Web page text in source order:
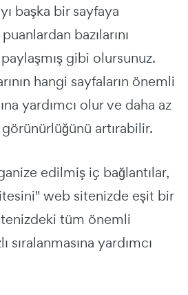
başka bir sayfaya
bazılarını
gibi olursunuz.
hangi sayfaların önemli
yardımcı olur ve daha az
artırabilir.
edilmiş iç bağlantılar,
web sitenizde eşit bir
tüm önemli
sıralanmasına yardımcı